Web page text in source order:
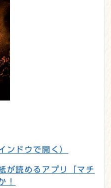
ンドウで開く）
が読めるアプリ「マチ
！